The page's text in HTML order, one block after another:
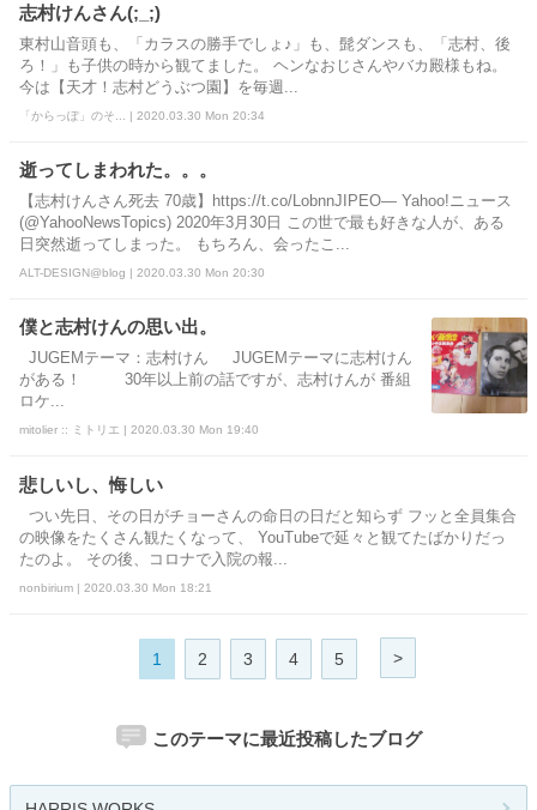
志村けんさん(;_;)
東村山音頭も、「カラスの勝手でしょ♪」も、髭ダンスも、「志村、後
ろ！」も子供の時から観てました。 ヘンなおじさんやバカ殿様もね。
今は【天才！志村どうぶつ園】を毎週...
「からっぽ」のそ... | 2020.03.30 Mon 20:34
逝ってしまわれた。。。
【志村けんさん死去 70歳】https://t.co/LobnnJIPEO— Yahoo!ニュース
(@YahooNewsTopics) 2020年3月30日 この世で最も好きな人が、ある
日突然逝ってしまった。 もちろん、会ったこ...
ALT-DESIGN@blog | 2020.03.30 Mon 20:30
僕と志村けんの思い出。
JUGEMテーマ：志村けん JUGEMテーマに志村けん
がある！ 30年以上前の話ですが、志村けんが 番組
ロケ...
mitolier :: ミトリエ | 2020.03.30 Mon 19:40
悲しいし、悔しい
つい先日、その日がチョーさんの命日の日だと知らず フッと全員集合
の映像をたくさん観たくなって、 YouTubeで延々と観てたばかりだっ
たのよ。 その後、コロナで入院の報...
nonbirium | 2020.03.30 Mon 18:21
1 2 3 4 5 >
このテーマに最近投稿したブログ